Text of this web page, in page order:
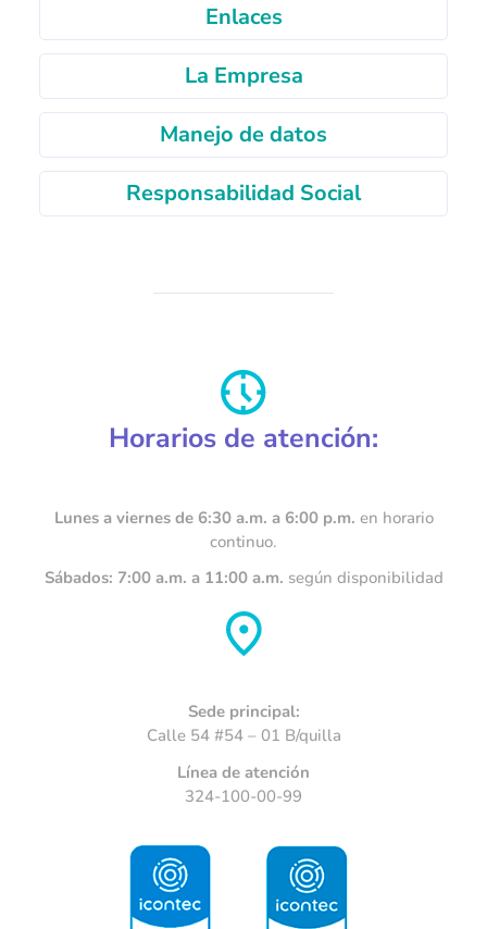
Enlaces
La Empresa
Manejo de datos
Responsabilidad Social
Horarios de atención:
Lunes a viernes de 6:30 a.m. a 6:00 p.m. en horario
continuo.
Sábados: 7:00 a.m. a 11:00 a.m. según disponibilidad
Sede principal:
Calle 54 #54 – 01 B/quilla
Línea de atención
324-100-00-99